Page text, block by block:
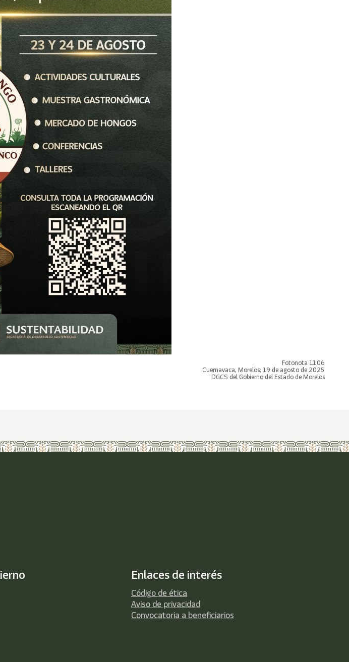
Fotonota 1106
Cuernavaca, Morelos; 19 de agosto de 2025
DGCS del Gobierno del Estado de Morelos
Enlaces de interés
Código de ética
Aviso de privacidad
Convocatoria a beneficiarios